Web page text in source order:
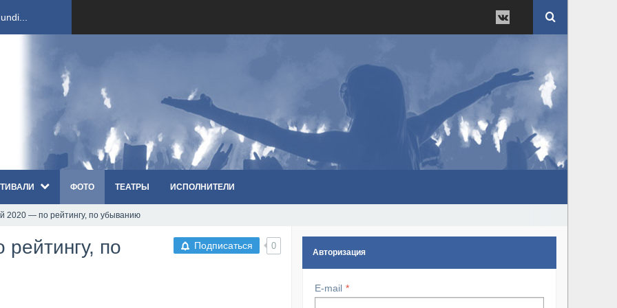
ко...
«Th...
«...
ФОТО ТЕАТРЫ ИСПОЛНИТЕЛИ
2020 — по рейтингу, по убыванию
Подписаться 0
по
Авторизация
E-mail